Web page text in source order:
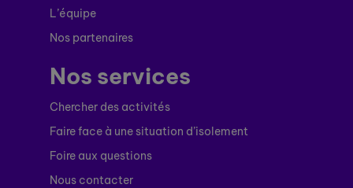
L’équipe
Nos partenaires
Nos services
Chercher des activités
Faire face à une situation d’isolement
Foire aux questions
Nous contacter